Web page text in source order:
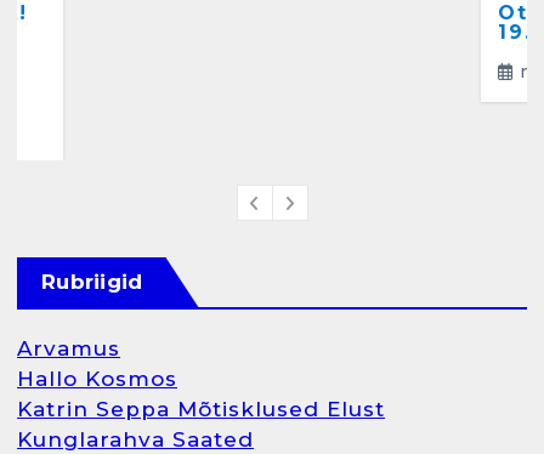
Rubriigid
Arvamus
Hallo Kosmos
Katrin Seppa Mõtisklused Elust
Kunglarahva Saated